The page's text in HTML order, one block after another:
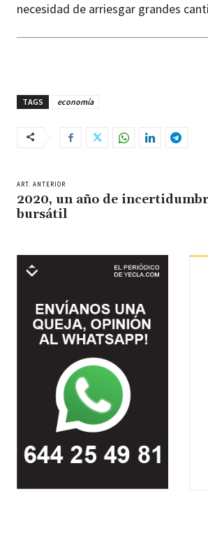
necesidad de arriesgar grandes
TAGS economía
ART. ANTERIOR
2020, un año de
bursátil